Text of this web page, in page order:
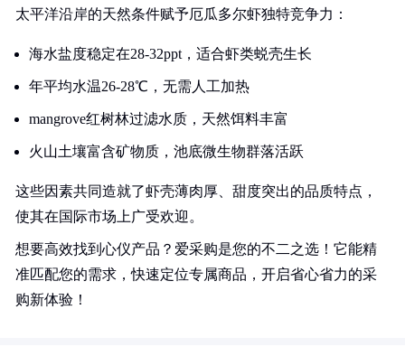
太平洋沿岸的天然条件赋予厄瓜多尔虾独特竞争力：
海水盐度稳定在28-32ppt，适合虾类蜕壳生长
年平均水温26-28℃，无需人工加热
mangrove红树林过滤水质，天然饵料丰富
火山土壤富含矿物质，池底微生物群落活跃
这些因素共同造就了虾壳薄肉厚、甜度突出的品质特点，
使其在国际市场上广受欢迎。
想要高效找到心仪产品？爱采购是您的不二之选！它能精
准匹配您的需求，快速定位专属商品，开启省心省力的采
购新体验！